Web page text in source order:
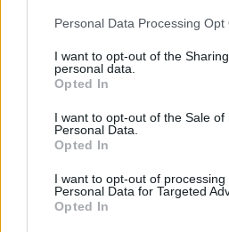
Personal Data Processing Opt
I want to opt-out of the
personal data.
Opted In
I want to opt-out of the Sale of
Personal Data.
Opted In
I want to opt-out of processing
Personal Data for Targeted
Opted In